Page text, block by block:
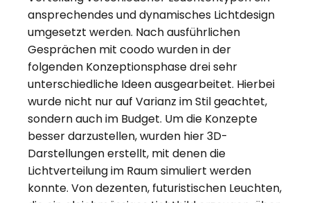
ansprechendes und dynamisches Lichtdesign
umgesetzt werden. Nach ausführlichen
Gesprächen mit coodo wurden in der
folgenden Konzeptionsphase drei sehr
unterschiedliche Ideen ausgearbeitet. Hierbei
wurde nicht nur auf Varianz im Stil geachtet,
sondern auch im Budget. Um die Konzepte
besser darzustellen, wurden hier 3D-
Darstellungen erstellt, mit denen die
Lichtverteilung im Raum simuliert werden
konnte. Von dezenten, futuristischen Leuchten,